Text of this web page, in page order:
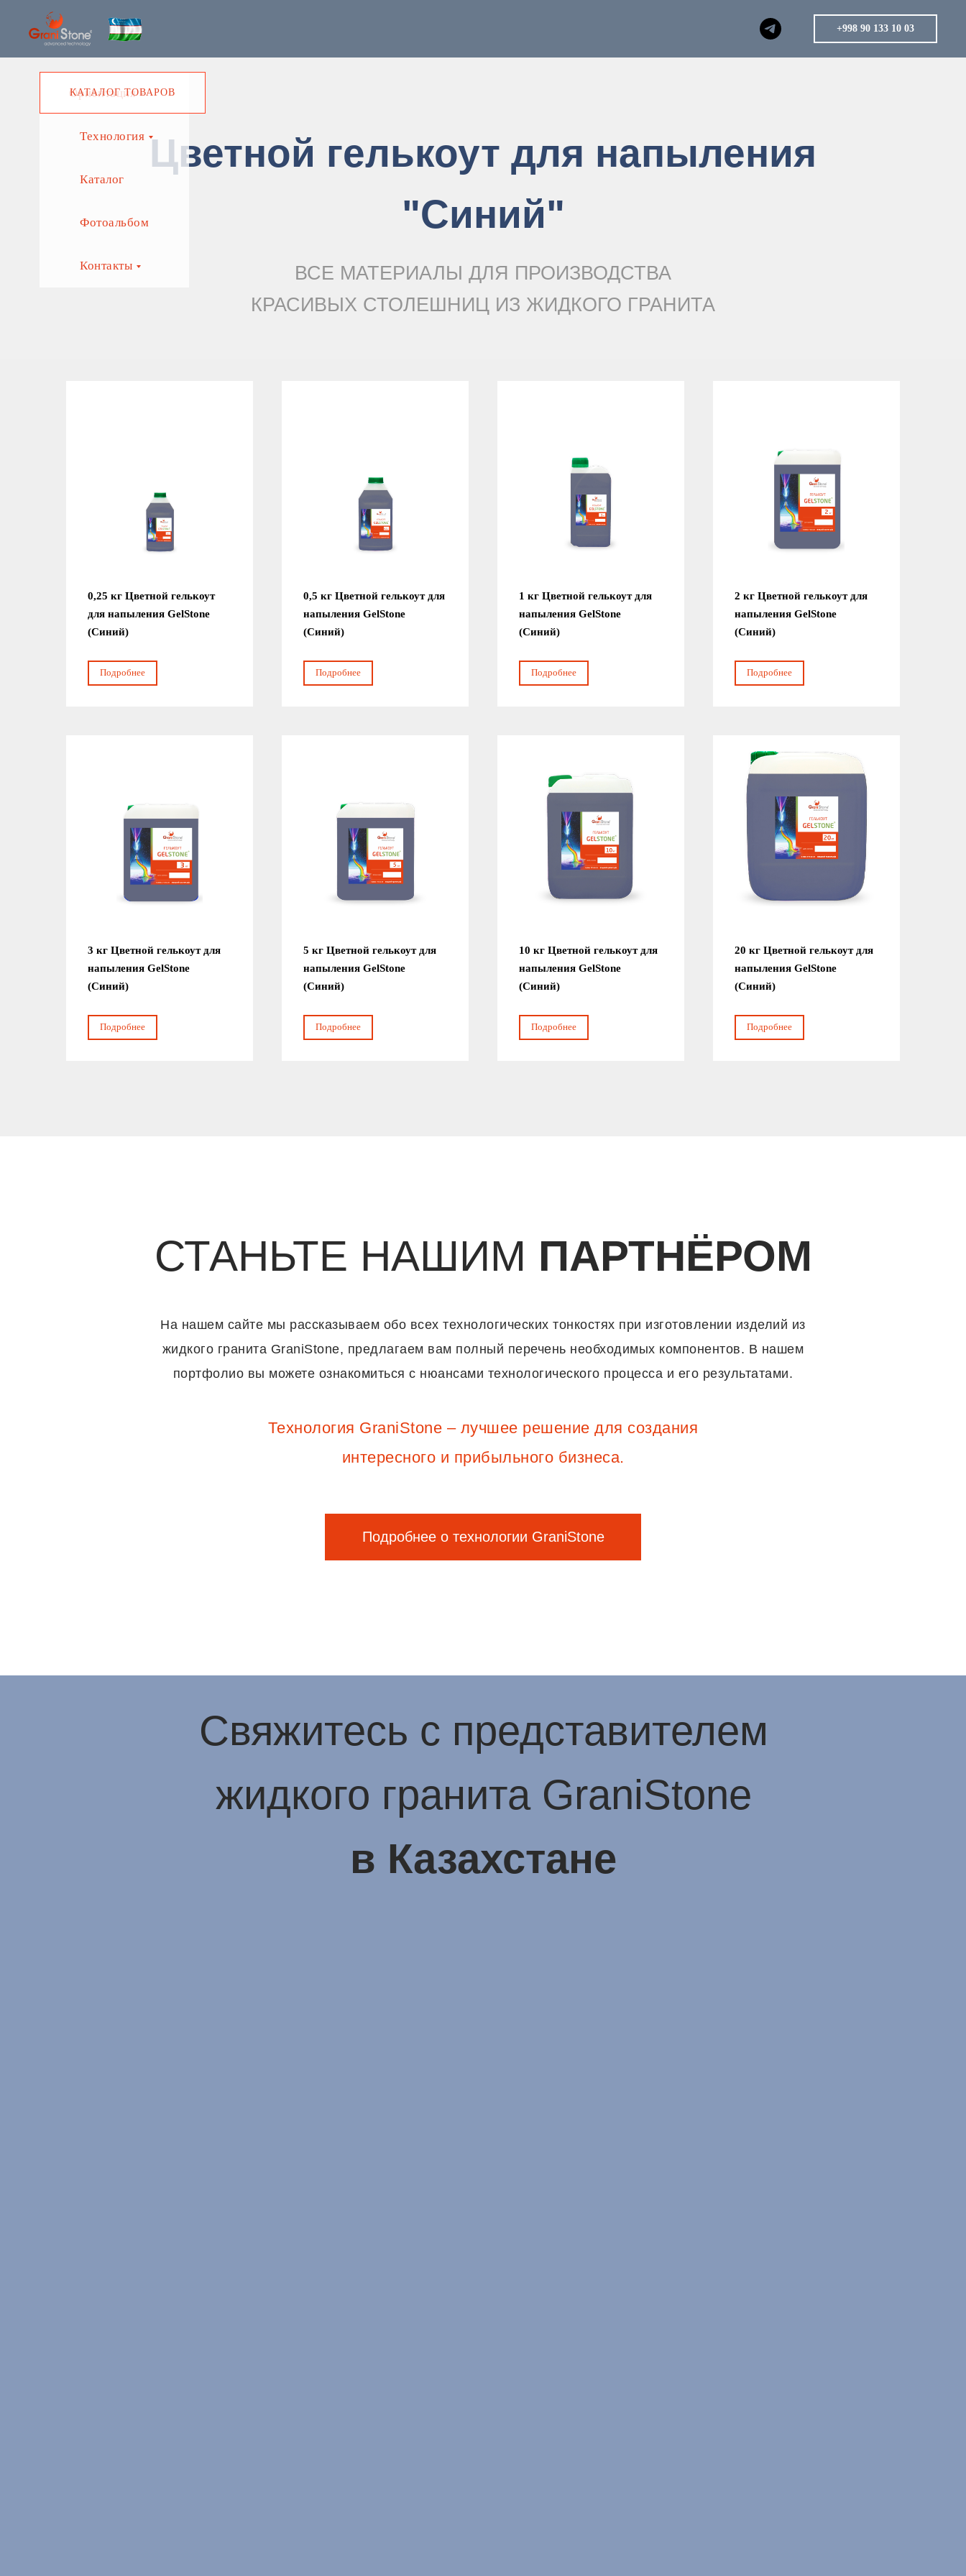
Ориентация
Технология
Каталог
Фотоальбом
Контакты
+998 90 133 10 03
Цветной гелькоут для напыления
"Синий"
ВСЕ МАТЕРИАЛЫ ДЛЯ ПРОИЗВОДСТВА
КРАСИВЫХ СТОЛЕШНИЦ ИЗ ЖИДКОГО ГРАНИТА
0,25 кг Цветной гелькоут
для напыления GelStone
(Синий)
Подробнее
0,5 кг Цветной гелькоут для
напыления GelStone
(Синий)
Подробнее
1 кг Цветной гелькоут для
напыления GelStone
(Синий)
Подробнее
2 кг Цветной гелькоут для
напыления GelStone
(Синий)
Подробнее
3 кг Цветной гелькоут для
напыления GelStone
(Синий)
Подробнее
5 кг Цветной гелькоут для
напыления GelStone
(Синий)
Подробнее
10 кг Цветной гелькоут для
напыления GelStone
(Синий)
Подробнее
20 кг Цветной гелькоут для
напыления GelStone
(Синий)
Подробнее
КАТАЛОГ ТОВАРОВ
СТАНЬТЕ НАШИМ ПАРТНЁРОМ
На нашем сайте мы рассказываем обо всех технологических тонкостях при изготовлении изделий из
жидкого гранита GraniStone, предлагаем вам полный перечень необходимых компонентов. В нашем
портфолио вы можете ознакомиться с нюансами технологического процесса и его результатами.
Технология GraniStone – лучшее решение для создания
интересного и прибыльного бизнеса.
Подробнее о технологии GraniStone
Свяжитесь с представителем
жидкого гранита GraniStone
в Казахстане